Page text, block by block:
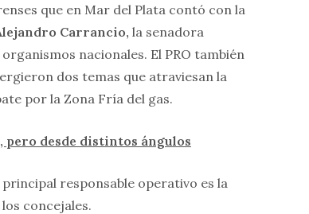
que en Mar del Plata contó con la
Carrancio, la senadora
nacionales. El PRO también
dos temas que atraviesan la
por la Zona Fría del gas.
desde distintos ángulos
responsable operativo es la
concejales.